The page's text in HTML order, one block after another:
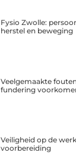
Fysio Zwolle:
herstel en beweging
Veelgemaakte
fundering
Veiligheid op de
voorbereiding